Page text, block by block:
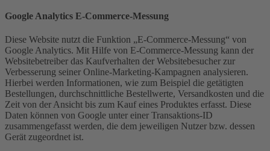
Google Analytics E-Commerce-Messung
Diese Website nutzt die Funktion „E-Commerce-Messung“ von
Google Analytics. Mit Hilfe von E-Commerce-Messung kann der
Websitebetreiber das Kaufverhalten der Websitebesucher zur
Verbesserung seiner Online-Marketing-Kampagnen analysieren.
Hierbei werden Informationen, wie zum Beispiel die getätigten
Bestellungen, durchschnittliche Bestellwerte, Versandkosten und die
Zeit von der Ansicht bis zum Kauf eines Produktes erfasst. Diese
Daten können von Google unter einer Transaktions-ID
zusammengefasst werden, die dem jeweiligen Nutzer bzw. dessen
Gerät zugeordnet ist.